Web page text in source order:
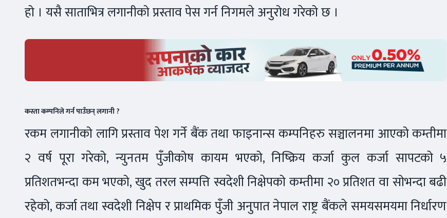
हो । यसै साताभित्र लगानीको प्रस्ताव पेस गर्न निगमले अनुरोध गरेको छ ।
कस्ता कम्पनिले गर्न पाउँछन् लगानी ?
रकम लगानीको लागि प्रस्ताव पेश गर्ने बैंक तथा फाइनान्स कम्पनिहरु सञ्चालनमा आएको कम्तीमा
२ वर्ष पूरा गरेको, न्युनतम पुँजीकोष कायम भएको, निष्क्रिय कर्जा कुल कर्जा सापटको ५
प्रतिशतभन्दा कम भएको, खुद तरल सम्पत्ति स्वदेशी निक्षेपको कम्तीमा २० प्रतिशत वा सोभन्दा बढी
रहेको, कर्जा तथा स्वदेशी निक्षेप र प्राथमिक पुँजी अनुपात नेपाल राष्ट्र बैंकले समयसमयमा निर्धारण